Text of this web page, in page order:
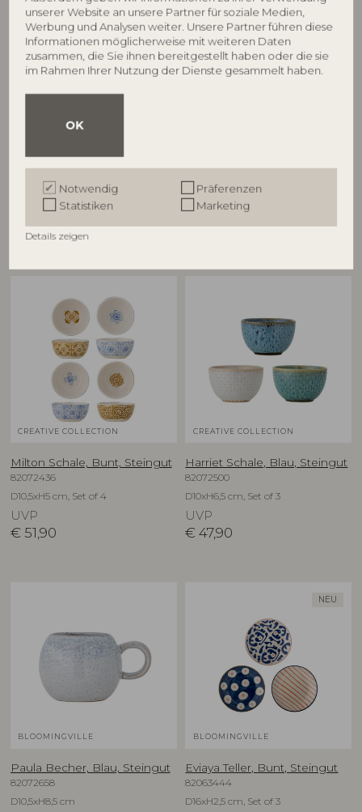
unserer Website an unsere Partner für soziale Medien,
Werbung und Analysen weiter. Unsere Partner führen diese
Informationen möglicherweise mit weiteren Daten
zusammen, die Sie ihnen bereitgestellt haben oder die sie
im Rahmen Ihrer Nutzung der Dienste gesammelt haben.
OK
Notwendig
Präferenzen
Statistiken
Marketing
Details zeigen
BLOOMINGVILLE
Ewan Espressotasse, Bunt,
Steingut
82072775
BLOOMINGVILLE
Ewan Espressotasse, Bunt,
Steingut
Andere Kunden kauften auch
CREATIVE COLLECTION
Milton Schale, Bunt, Steingut
82072436
D10,5xH5 cm, Set of 4
UVP
€ 51,90
CREATIVE COLLECTION
Harriet Schale, Blau, Steingut
82072500
D10xH6,5 cm, Set of 3
UVP
€ 47,90
BLOOMINGVILLE
Paula Becher, Blau, Steingut
82072658
D10,5xH8,5 cm
NEU
BLOOMINGVILLE
Eviaya Teller, Bunt, Steingut
82063444
D16xH2,5 cm, Set of 3